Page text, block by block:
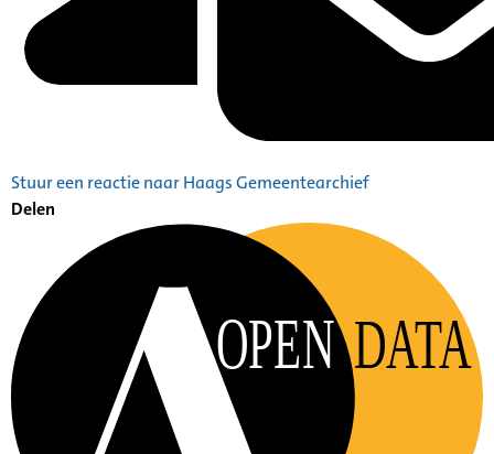
Stuur een reactie naar Haags Gemeentearchief
Delen
OPEN DATA